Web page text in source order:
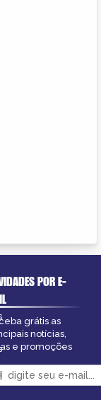
POR E-
grátis as
notícias,
e promoções